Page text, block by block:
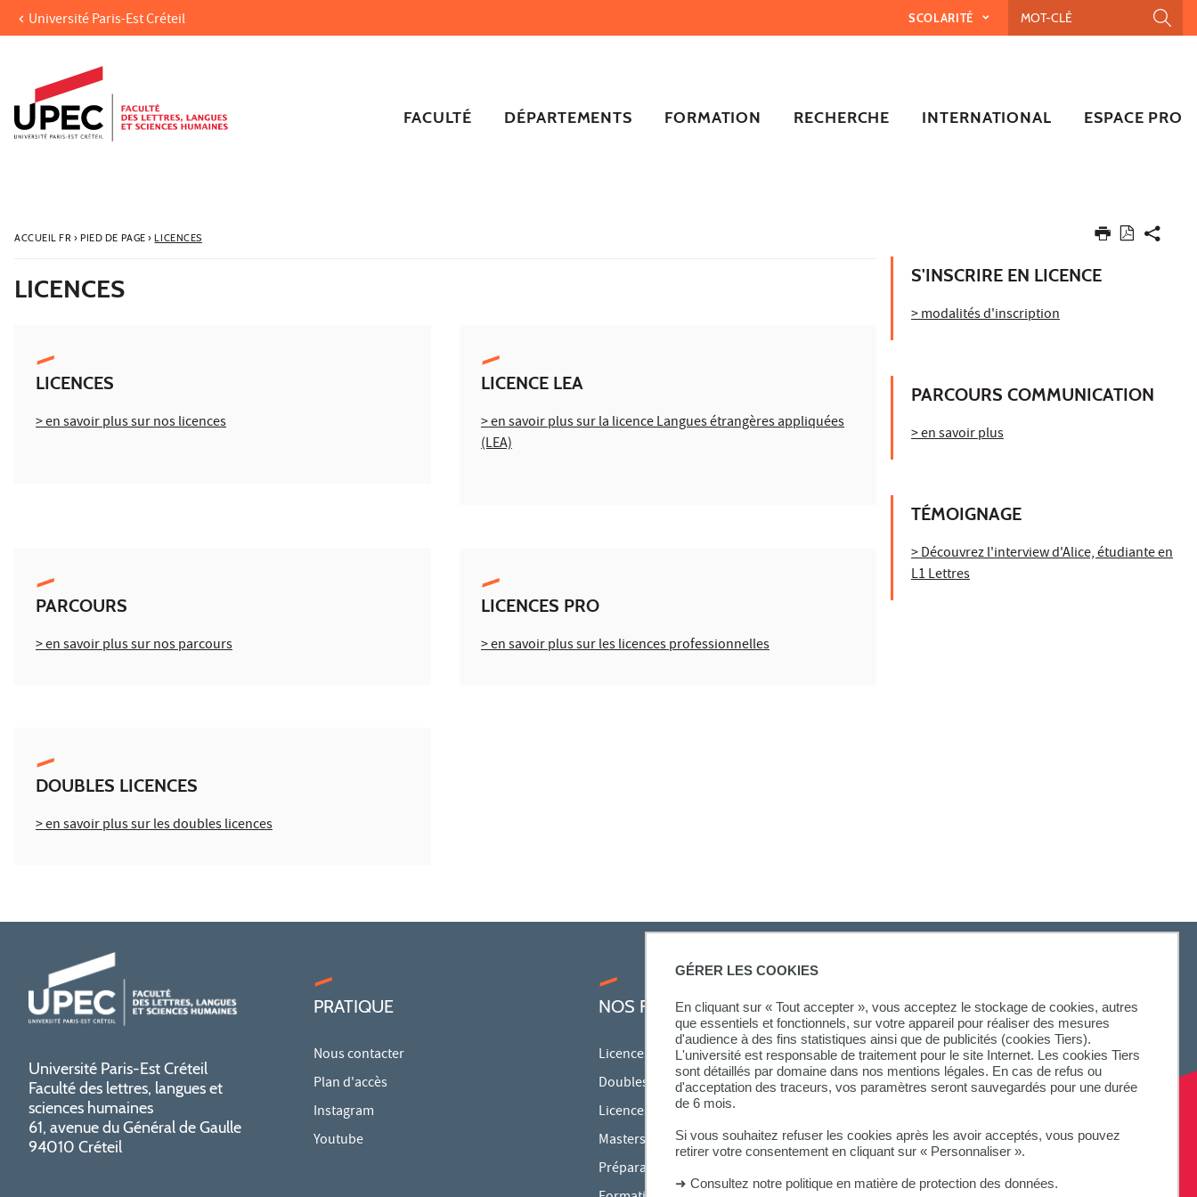
GÉRER LES COOKIES
En cliquant sur « Tout accepter », vous acceptez le stockage de cookies, autres
que essentiels et fonctionnels, sur votre appareil pour réaliser des mesures
d'audience à des fins statistiques ainsi que de publicités (cookies Tiers).
L'université est responsable de traitement pour le site Internet. Les cookies Tiers
sont détaillés par domaine dans nos mentions légales. En cas de refus ou
d'acceptation des traceurs, vos paramètres seront sauvegardés pour une durée
de 6 mois.
Si vous souhaitez refuser les cookies après les avoir acceptés, vous pouvez
retirer votre consentement en cliquant sur « Personnaliser ».
➜ Consultez notre politique en matière de protection des données.
Aller au contenu
Accès directs
Recherche
Université Paris-Est Créteil SCOLARITÉ
FACULTÉ DÉPARTEMENTS FORMATION RECHERCHE INTERNATIONAL ESPACE PRO
ACCUEIL FR› PIED DE PAGE› LICENCES
LICENCES
LICENCES
> en savoir plus sur nos licences
LICENCE LEA
> en savoir plus sur la licence Langues étrangères appliquées
(LEA)
PARCOURS
> en savoir plus sur nos parcours
LICENCES PRO
> en savoir plus sur les licences professionnelles
DOUBLES LICENCES
> en savoir plus sur les doubles licences
S'INSCRIRE EN LICENCE
> modalités d'inscription
PARCOURS COMMUNICATION
> en savoir plus
TÉMOIGNAGE
> Découvrez l'interview d'Alice, étudiante en
L1 Lettres
Université Paris-Est Créteil
Faculté des lettres, langues et
sciences humaines
61, avenue du Général de Gaulle
94010 Créteil
PRATIQUE
Nous contacter
Plan d'accès
Instagram
Youtube
NOS FORMATIONS
Licences
Doubles licences
Licences pro
Masters
Préparations aux concours